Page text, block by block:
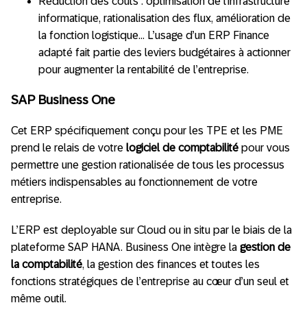
informatique, rationalisation des flux, amélioration de
la fonction logistique… L’usage d’un ERP Finance
adapté fait partie des leviers budgétaires à actionner
pour augmenter la rentabilité de l’entreprise.
SAP Business One
Cet ERP spécifiquement conçu pour les TPE et les PME
prend le relais de votre logiciel de comptabilité pour vous
permettre une gestion rationalisée de tous les processus
métiers indispensables au fonctionnement de votre
entreprise.
L’ERP est deployable sur Cloud ou in situ par le biais de la
plateforme SAP HANA. Business One intègre la gestion de
la comptabilité, la gestion des finances et toutes les
fonctions stratégiques de l’entreprise au cœur d’un seul et
même outil.